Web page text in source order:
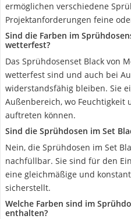
ermöglichen verschiedene
Projektanforderungen feine
Sind die Farben im
wetterfest?
Das Sprühdosenset Black von
wetterfest sind und auch bei
widerstandsfähig bleiben. Sie
Außenbereich, wo Feuchtigkeit
auftreten können.
Sind die Sprühdosen im Set
Nein, die Sprühdosen im Set
nachfüllbar. Sie sind für den
eine gleichmäßige und
sicherstellt.
Welche Farben sind im
enthalten?